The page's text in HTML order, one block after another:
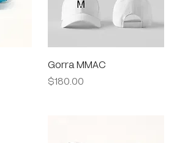
Gorra MMAC
Precio
$180.00